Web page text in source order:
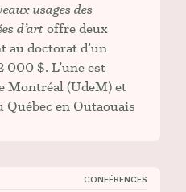
usages des
d’art offre deux
au doctorat d’un
000 $. L’une est
Montréal (UdeM) et
Québec en Outaouais
de Clémentine Deliss
CONFÉRENCES